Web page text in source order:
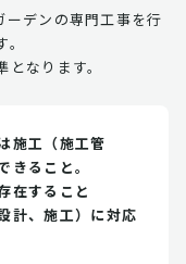
デンの専門工事を行
なります。
施工（施工管
きること。
在すること
計、施工）に対応